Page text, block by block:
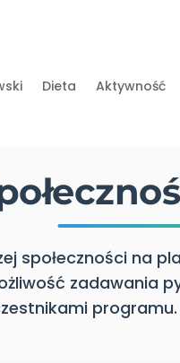
Dieta Aktywność
społeczności na
zadawania